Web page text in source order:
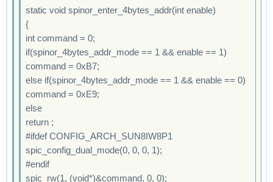
flash size =32768 M
flash sectors: 0x8000
algin 512 byte  fullimg_size 16592896
FEX_CMD_fes_verify_status
FEX_CMD_fes_verify last err=0
before sunxi_sprite_setdata_finish
spinor_datafinish
spinor id = 0x1940ef
_spinor_wrsr status is 0
begin to erase all
status = 0
count = 133
spinor has erasered
ldo2_vol = 3000
axp set ldo2_vol to 3000 failed
ldo3_vol = 3000
axp set ldo3_vol to 3000 failed
ldo4_vol = 1800
axp set ldo4_vol to 1800 failed
find power_sply to end
vbus exist
no battery, limit to dc
fel key old mode
run key detect
no key found
static void spinor_enter_4bytes_addr(int enable)
{
int command = 0;
if(spinor_4bytes_addr_mode == 1 && enable == 1)
command = 0xB7;
else if(spinor_4bytes_addr_mode == 1 && enable == 0)
command = 0xE9;
else
return ;
#ifdef CONFIG_ARCH_SUN8IW8P1
spic_config_dual_mode(0, 0, 0, 1);
#endif
spic_rw(1, (void*)&command, 0, 0);